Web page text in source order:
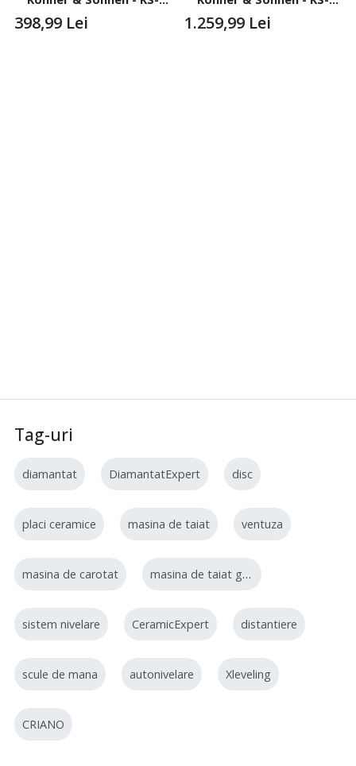
MFM-SS-80
398,99 Lei
MFM-SB-60
1.259,99 Lei
Tag-uri
diamantat DiamantatExpert disc
placi ceramice masina de taiat ventuza
masina de carotat masina de taiat gresie
sistem nivelare CeramicExpert distantiere
scule de mana autonivelare Xleveling
CRIANO